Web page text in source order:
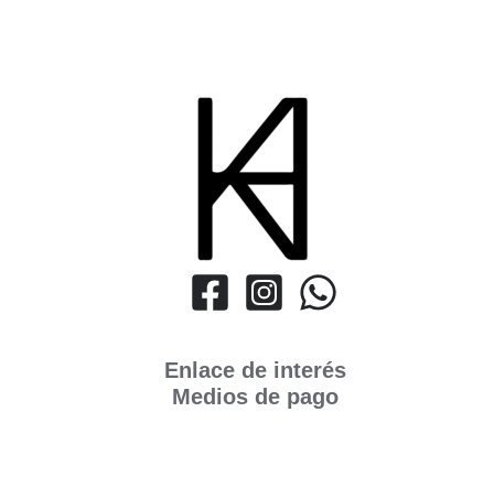
Enlace de interés
Medios de pago